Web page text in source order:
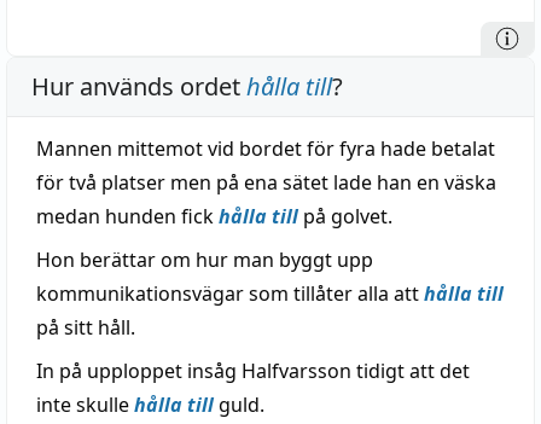
Hur används ordethålla till?
Mannen mittemot vid bordet för fyra hade betalat
för två platser men på ena sätet lade han en väska
medan hunden fickhålla tillpå golvet.
Hon berättar om hur man byggt upp
kommunikationsvägar som tillåter alla atthålla till
på sitt håll.
In på upploppet insåg Halfvarsson tidigt att det
inte skullehålla tillguld.